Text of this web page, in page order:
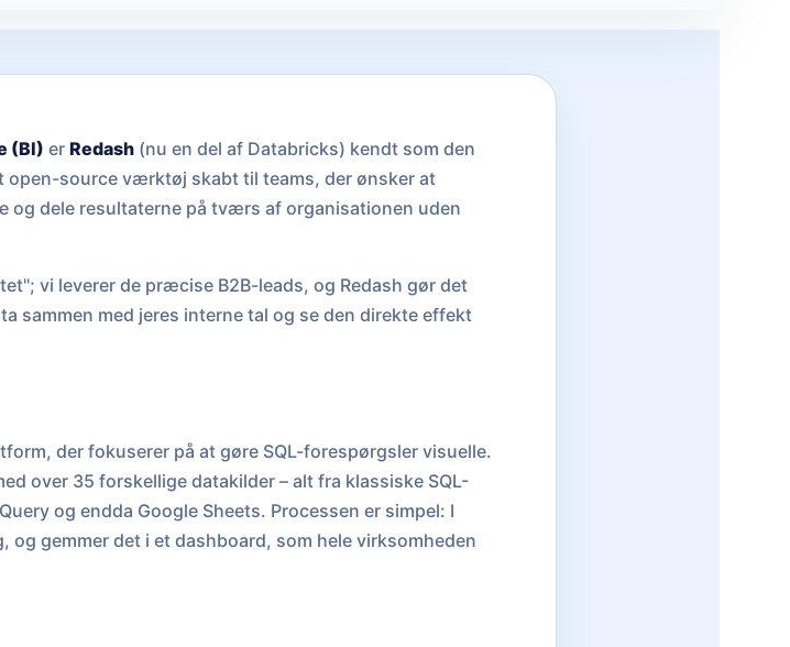
(BI) er Redash(nu en del af Databricks) kendt som den
source værktøj skabt til teams, der ønsker at
og dele resultaterne på tværs af organisationen uden
vi leverer de præcise B2B-leads, og Redash gør det
sammen med jeres interne tal og se den direkte effekt
der fokuserer på at gøre SQL-forespørgsler visuelle.
over 35 forskellige datakilder – alt fra klassiske SQL-
og endda Google Sheets. Processen er simpel: I
gemmer det i et dashboard, som hele virksomheden